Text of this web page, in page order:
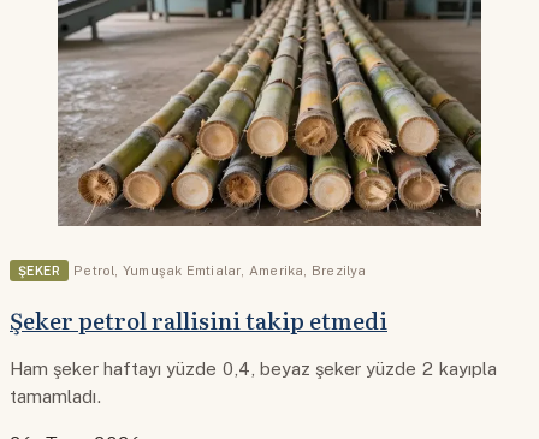
ŞEKER Petrol Yumuşak Emtialar Amerika Brezilya
Şeker petrol rallisini takip etmedi
Ham şeker haftayı yüzde 0,4, beyaz şeker yüzde 2 kayıpla
tamamladı.